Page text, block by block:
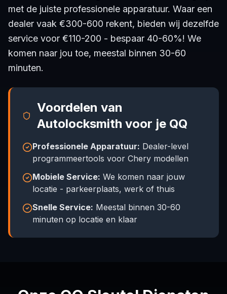
met de juiste professionele apparatuur. Waar een
dealer vaak €300-600 rekent, bieden wij dezelfde
service voor €110-200 - bespaar 40-60%! We
komen naar jou toe, meestal binnen 30-60
minuten.
Voordelen van
Autolocksmith voor je QQ
Professionele Apparatuur: Dealer-level
programmeertools voor Chery modellen
Mobiele Service: We komen naar jouw
locatie - parkeerplaats, werk of thuis
Snelle Service: Meestal binnen 30-60
minuten op locatie en klaar